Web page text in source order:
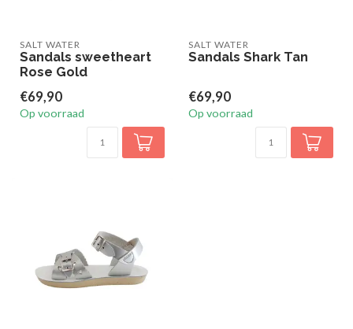
SALT WATER
Sandals sweetheart
Rose Gold
€69,90
Op voorraad
SALT WATER
Sandals Shark Tan
€69,90
Op voorraad